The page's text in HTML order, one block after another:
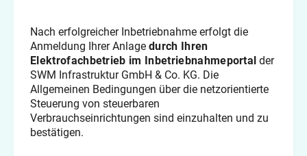
Nach erfolgreicher Inbetriebnahme erfolgt die
Anmeldung Ihrer Anlage durch Ihren
Elektrofachbetrieb im Inbetriebnahmeportal der
SWM Infrastruktur GmbH & Co. KG. Die
Allgemeinen Bedingungen über die netzorientierte
Steuerung von steuerbaren
Verbrauchseinrichtungen sind einzuhalten und zu
bestätigen.